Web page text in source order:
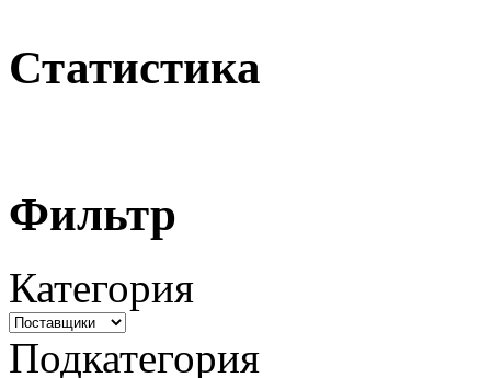
Статистика
Фильтр
Категория
Подкатегория